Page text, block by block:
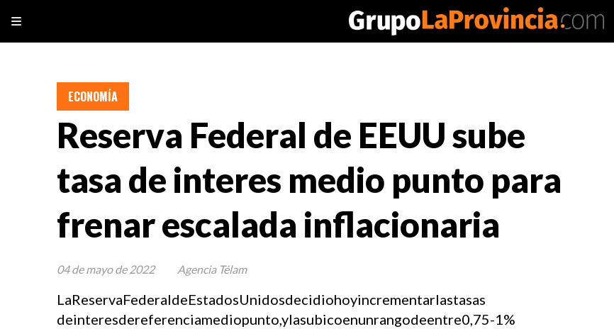
Reserva Federal de EEUU sube
tasa de interes medio punto para
frenar escalada inflacionaria
LaReservaFederaldeEstadosUnidosdecidiohoyincrementarlastasas
deinteresdereferenciamediopunto,ylasubicoenunrangodeentre0,75-1%
ECONOMÍA
04 de mayo de 2022 Agencia Télam